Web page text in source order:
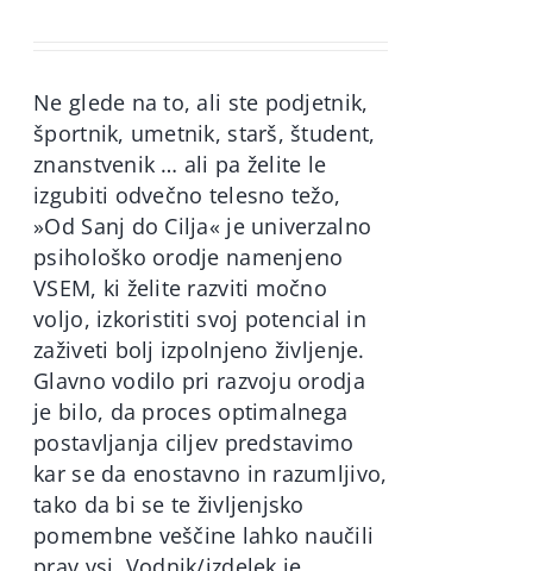
Ne glede na to, ali ste podjetnik,
športnik, umetnik, starš, študent,
znanstvenik … ali pa želite le
izgubiti odvečno telesno težo,
»Od Sanj do Cilja« je univerzalno
psihološko orodje namenjeno
VSEM, ki želite razviti močno
voljo, izkoristiti svoj potencial in
zaživeti bolj izpolnjeno življenje.
Glavno vodilo pri razvoju orodja
je bilo, da proces optimalnega
postavljanja ciljev predstavimo
kar se da enostavno in razumljivo,
tako da bi se te življenjsko
pomembne veščine lahko naučili